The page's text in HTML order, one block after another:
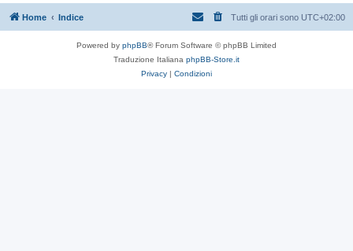
Home Indice Tutti gli orari sono UTC+02:00
Powered by phpBB® Forum Software © phpBB Limited
Traduzione Italiana phpBB-Store.it
Privacy | Condizioni